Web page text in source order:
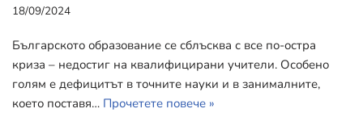
18/09/2024
Българското образование се сблъсква с все по-остра
криза – недостиг на квалифицирани учители. Особено
голям е дефицитът в точните науки и в занималните,
което поставя… Прочетете повече »